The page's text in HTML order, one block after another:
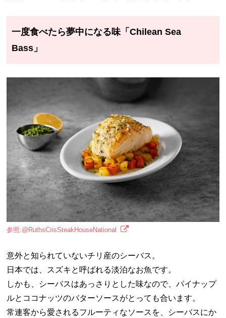
一度食べたら夢中になる味「Chilean Sea
Bass」
参照:@RuthsCrisSteakHouseNational
意外と知られていないチリ産のシーバス。
日本では、スズキと呼ばれる淡泊なお魚です。
しかも、シーバスはあっさりとした味なので、パイナップ
ルとココナッツのバターソースがとっても合います。
常連客から愛されるフルーティなソースを、シーバスにか